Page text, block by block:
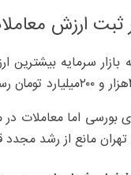
ثبت ارزش
بازار سرمایه
بورسی اما معاملات
تهران مانع از رشد